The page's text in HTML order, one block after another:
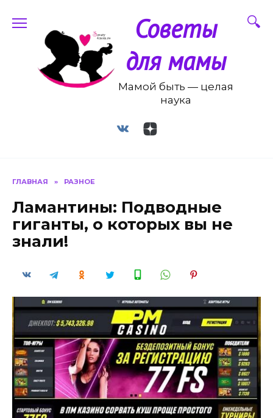
содержанию
Советы
для мамы
Мамой быть — целая
наука
ГЛАВНАЯ » РАЗНОЕ
Ламантины: Подводные
гиганты, о которых вы не
знали!